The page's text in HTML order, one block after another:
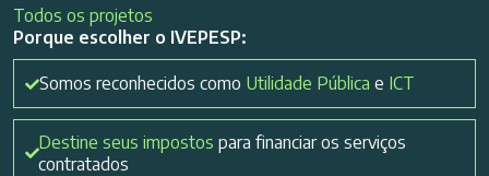
Todos os projetos
Porque escolher o IVEPESP:
Somos reconhecidos como Utilidade Pública e ICT
Destine seus impostos para financiar os serviços
contratados